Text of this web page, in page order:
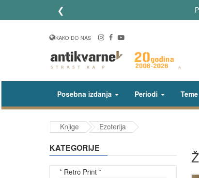
❮
KAKO DO NAS
Posebna izdanja Periodi Teme
Knjige Ezoterija
KATEGORIJE
* Retro Print *